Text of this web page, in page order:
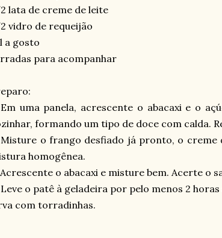
lata de creme de leite
vidro de requeijão
a gosto
para acompanhar
uma panela, acrescente o abacaxi e o
formando um tipo de doce com calda.
o frango desfiado já pronto, o
homogênea.
o abacaxi e misture bem. Acerte o
o patê à geladeira por pelo menos 2
com torradinhas.